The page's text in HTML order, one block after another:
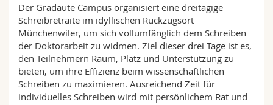
Der Gradaute Campus organisiert eine dreitägige
Schreibretraite im idyllischen Rückzugsort
Münchenwiler, um sich vollumfänglich dem Schreiben
der Doktorarbeit zu widmen. Ziel dieser drei Tage ist es,
den Teilnehmern Raum, Platz und Unterstützung zu
bieten, um ihre Effizienz beim wissenschaftlichen
Schreiben zu maximieren. Ausreichend Zeit für
individuelles Schreiben wird mit persönlichem Rat und